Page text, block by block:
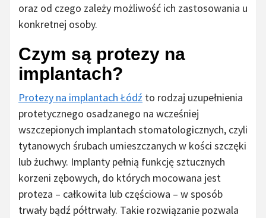
oraz od czego zależy możliwość ich zastosowania u
konkretnej osoby.
Czym są protezy na
implantach?
Protezy na implantach Łódź to rodzaj uzupełnienia
protetycznego osadzanego na wcześniej
wszczepionych implantach stomatologicznych, czyli
tytanowych śrubach umieszczanych w kości szczęki
lub żuchwy. Implanty pełnią funkcję sztucznych
korzeni zębowych, do których mocowana jest
proteza – całkowita lub częściowa – w sposób
trwały bądź półtrwały. Takie rozwiązanie pozwala